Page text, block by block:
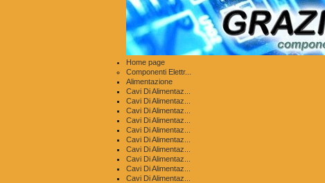
Home page
Componenti Elettr...
Alimentazione
Cavi Di Alimentaz...
Cavi Di Alimentaz...
Cavi Di Alimentaz...
Cavi Di Alimentaz...
Cavi Di Alimentaz...
Cavi Di Alimentaz...
Cavi Di Alimentaz...
Cavi Di Alimentaz...
Cavi Di Alimentaz...
Cavi Di Alimentaz...